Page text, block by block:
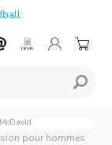
McDavid
pour hommes